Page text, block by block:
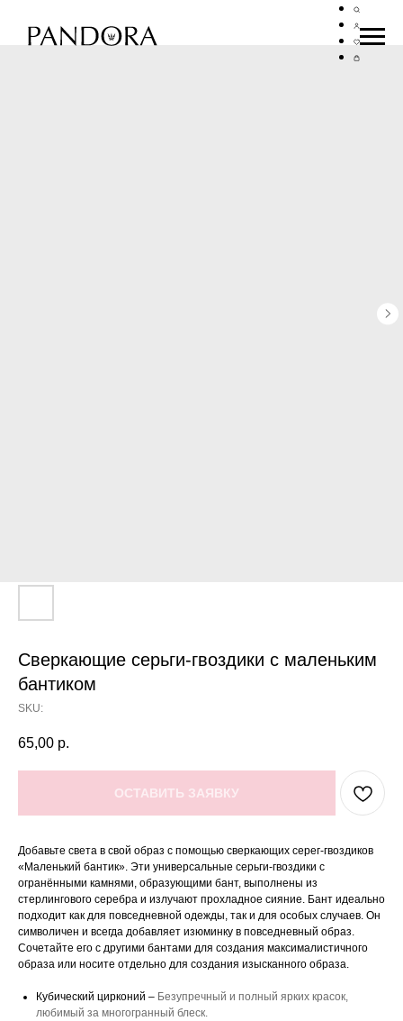
Сверкающие серьги-гвоздики с маленьким
бантиком
SKU:
65,00 р.
ОСТАВИТЬ ЗАЯВКУ
Добавьте света в свой образ с помощью сверкающих серег-гвоздиков
«Маленький бантик». Эти универсальные серьги-гвоздики с
огранёнными камнями, образующими бант, выполнены из
стерлингового серебра и излучают прохладное сияние. Бант идеально
подходит как для повседневной одежды, так и для особых случаев. Он
символичен и всегда добавляет изюминку в повседневный образ.
Сочетайте его с другими бантами для создания максималистичного
образа или носите отдельно для создания изысканного образа.
Кубический цирконий – Безупречный и полный ярких красок,
любимый за многогранный блеск.